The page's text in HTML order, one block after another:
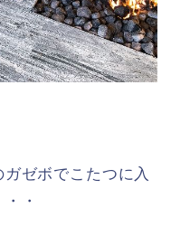
ゼボでこたつに入
・